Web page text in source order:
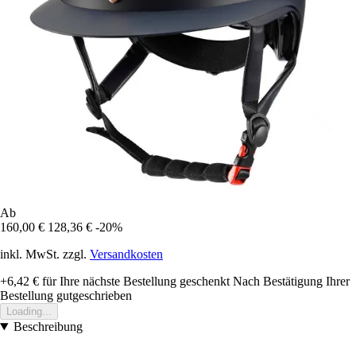
Ab
160,00 € 128,36 € -20%
inkl. MwSt. zzgl. Versandkosten
+6,42 € für Ihre nächste Bestellung geschenkt Nach Bestätigung Ihrer
Bestellung gutgeschrieben
Loading...
Beschreibung